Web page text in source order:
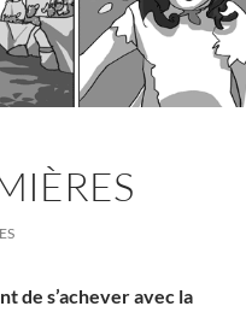
de s’achever avec la